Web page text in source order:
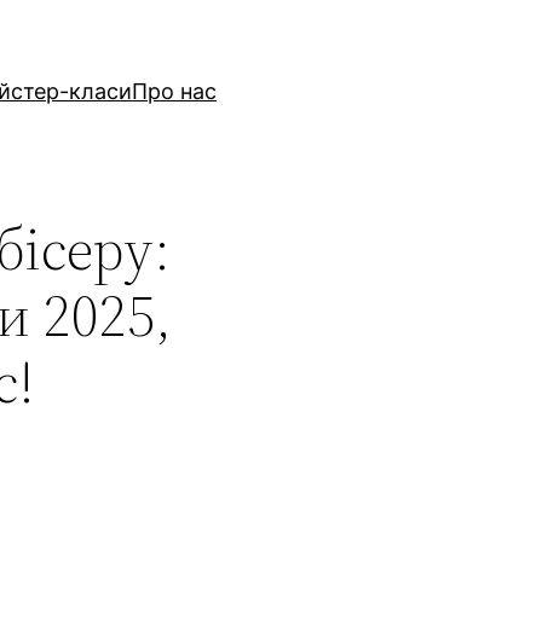
класиПро нас
2025,